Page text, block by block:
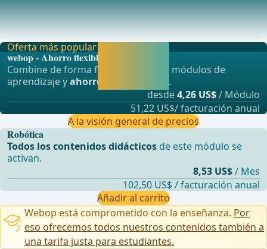
NCT04888117 Estudio prospectivo multicéntrico de
resultados a corto plazo después de colecistectomí
Oferta más popular
webop - Ahorro flexible
Combine de forma flexible nuestros módulos de
aprendizaje yahorre hasta un 50% .
desde4,26 US$/ Módulo
51,22 US$/ facturación anual
A la visión general de precios
Robótica
Todos los contenidos didácticos de este módulo se
activan.
8,53 US$/ Mes
102,50 US$ / facturación anual
Añadir al carrito
Webop está comprometido con la enseñanza. Por
eso ofrecemos todos nuestros contenidos también a
una tarifa justa para estudiantes.